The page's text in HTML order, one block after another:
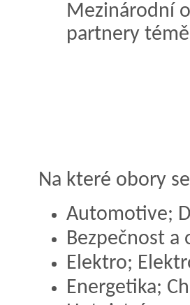
Mezinárodní
partnery
Na které obory
Automotive;
Bezpečnost a
Elektro;
Energetika;